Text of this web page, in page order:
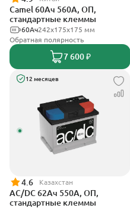
Camel 60Ач 560А, ОП,
стандартные клеммы
242х175х175 мм
60Ач
Обратная полярность
7 600 ₽
12 месяцев
4.6 Казахстан
AC/DC 62Ач 550А, ОП,
стандартные клеммы